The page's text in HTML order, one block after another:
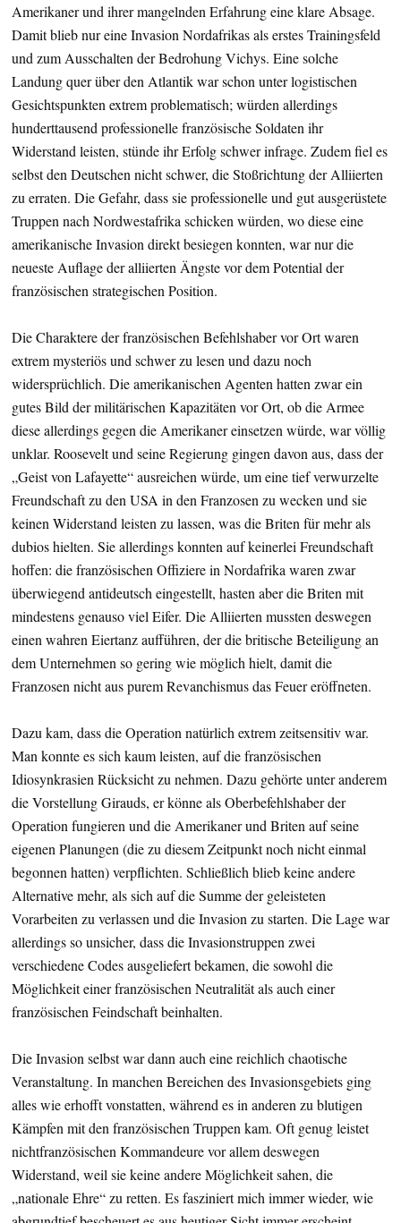
Amerikaner und ihrer mangelnden Erfahrung eine klare Absage.
Damit blieb nur eine Invasion Nordafrikas als erstes Trainingsfeld
und zum Ausschalten der Bedrohung Vichys. Eine solche
Landung quer über den Atlantik war schon unter logistischen
Gesichtspunkten extrem problematisch; würden allerdings
hunderttausend professionelle französische Soldaten ihr
Widerstand leisten, stünde ihr Erfolg schwer infrage. Zudem fiel es
selbst den Deutschen nicht schwer, die Stoßrichtung der Alliierten
zu erraten. Die Gefahr, dass sie professionelle und gut ausgerüstete
Truppen nach Nordwestafrika schicken würden, wo diese eine
amerikanische Invasion direkt besiegen konnten, war nur die
neueste Auflage der alliierten Ängste vor dem Potential der
französischen strategischen Position.
Die Charaktere der französischen Befehlshaber vor Ort waren
extrem mysteriös und schwer zu lesen und dazu noch
widersprüchlich. Die amerikanischen Agenten hatten zwar ein
gutes Bild der militärischen Kapazitäten vor Ort, ob die Armee
diese allerdings gegen die Amerikaner einsetzen würde, war völlig
unklar. Roosevelt und seine Regierung gingen davon aus, dass der
„Geist von Lafayette“ ausreichen würde, um eine tief verwurzelte
Freundschaft zu den USA in den Franzosen zu wecken und sie
keinen Widerstand leisten zu lassen, was die Briten für mehr als
dubios hielten. Sie allerdings konnten auf keinerlei Freundschaft
hoffen: die französischen Offiziere in Nordafrika waren zwar
überwiegend antideutsch eingestellt, hasten aber die Briten mit
mindestens genauso viel Eifer. Die Alliierten mussten deswegen
einen wahren Eiertanz aufführen, der die britische Beteiligung an
dem Unternehmen so gering wie möglich hielt, damit die
Franzosen nicht aus purem Revanchismus das Feuer eröffneten.
Dazu kam, dass die Operation natürlich extrem zeitsensitiv war.
Man konnte es sich kaum leisten, auf die französischen
Idiosynkrasien Rücksicht zu nehmen. Dazu gehörte unter anderem
die Vorstellung Girauds, er könne als Oberbefehlshaber der
Operation fungieren und die Amerikaner und Briten auf seine
eigenen Planungen (die zu diesem Zeitpunkt noch nicht einmal
begonnen hatten) verpflichten. Schließlich blieb keine andere
Alternative mehr, als sich auf die Summe der geleisteten
Vorarbeiten zu verlassen und die Invasion zu starten. Die Lage war
allerdings so unsicher, dass die Invasionstruppen zwei
verschiedene Codes ausgeliefert bekamen, die sowohl die
Möglichkeit einer französischen Neutralität als auch einer
französischen Feindschaft beinhalten.
Die Invasion selbst war dann auch eine reichlich chaotische
Veranstaltung. In manchen Bereichen des Invasionsgebiets ging
alles wie erhofft vonstatten, während es in anderen zu blutigen
Kämpfen mit den französischen Truppen kam. Oft genug leistet
nichtfranzösischen Kommandeure vor allem deswegen
Widerstand, weil sie keine andere Möglichkeit sahen, die
„nationale Ehre“ zu retten. Es fasziniert mich immer wieder, wie